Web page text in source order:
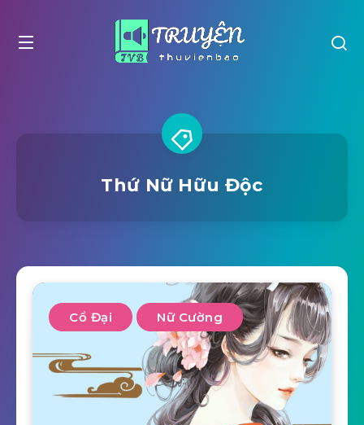
Thứ Nữ Hữu Độc
Cổ Đại Nữ Cường